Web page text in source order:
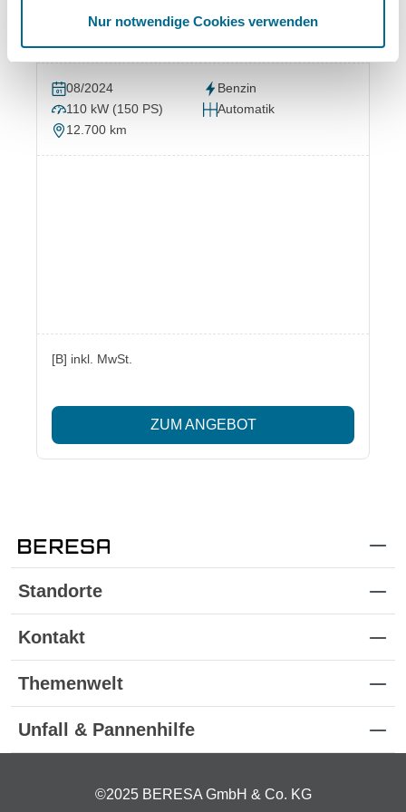
Nur notwendige Cookies verwenden
mtl. finanzieren
ab 338,00 €
Kaufpreis
26.280,00 €
08/2024
Benzin
110 kW (150 PS)
Automatik
12.700 km
[B] inkl. MwSt.
ZUM ANGEBOT
Standorte
Kontakt
Themenwelt
Unfall & Pannenhilfe
©2025 BERESA GmbH & Co. KG